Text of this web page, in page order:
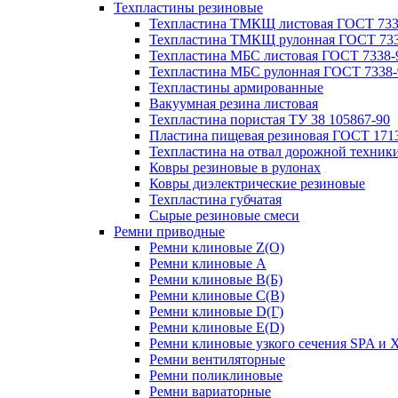
Техпластины резиновые
Техпластина ТМКЩ листовая ГОСТ
Техпластина ТМКЩ рулонная ГОСТ
Техпластина МБС листовая ГОСТ 7338-
Техпластина МБС рулонная ГОСТ
Техпластины армированные
Вакуумная резина листовая
Техпластина пористая ТУ 38 105867-90
Пластина пищевая резиновая ГОСТ
Техпластина на отвал дорожной
Ковры резиновые в рулонах
Ковры диэлектрические резиновые
Техпластина губчатая
Сырые резиновые смеси
Ремни приводные
Ремни клиновые Z(О)
Ремни клиновые A
Ремни клиновые B(Б)
Ремни клиновые C(В)
Ремни клиновые D(Г)
Ремни клиновые Е(D)
Ремни клиновые узкого сечения SPA и
Ремни вентиляторные
Ремни поликлиновые
Ремни вариаторные